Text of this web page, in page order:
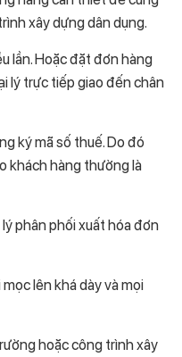
xây dựng dân dụng.
lần. Hoặc đặt đơn hàng
lý trực tiếp giao đến chân
ký mã số thuế. Do đó
khách hàng thường là
phân phối xuất hóa đơn
lên khá dày và mọi
hoặc công trình xây